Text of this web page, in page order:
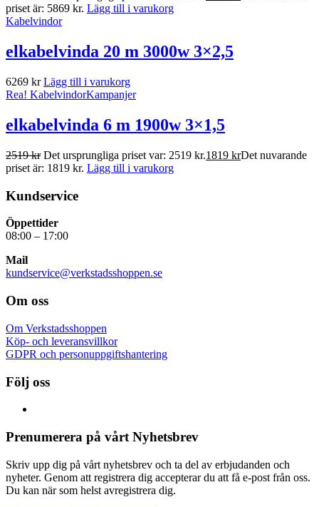
priset är: 5869 kr. Lägg till i varukorg
Kabelvindor
elkabelvinda 20 m 3000w 3×2,5
6269 kr Lägg till i varukorg
Rea! KabelvindorKampanjer
elkabelvinda 6 m 1900w 3×1,5
2519kr Det ursprungliga priset var: 2519 kr.1819 krDet nuvarande
priset är: 1819 kr. Lägg till i varukorg
Kundservice
Öppettider
08:00 – 17:00
Mail
kundservice@verkstadsshoppen.se
Om oss
Om Verkstadsshoppen
Köp- och leveransvillkor
GDPR och personuppgiftshantering
Följ oss
Prenumerera på vårt Nyhetsbrev
Skriv upp dig på vårt nyhetsbrev och ta del av erbjudanden och
nyheter. Genom att registrera dig accepterar du att få e-post från oss.
Du kan när som helst avregistrera dig.